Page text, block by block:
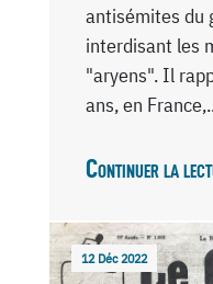
antisémites du
interdisant les
"aryens". Il
ans, en
Continuer la
12 Déc 2022